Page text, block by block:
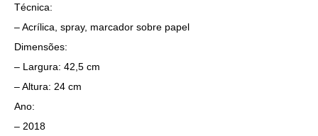
Técnica:
– Acrílica, spray, marcador sobre papel
Dimensões:
– Largura: 42,5 cm
– Altura: 24 cm
Ano:
– 2018